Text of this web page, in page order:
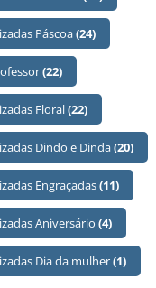
Páscoa(24)
(22)
Floral(22)
Dindo e Dinda(20)
Engraçadas(11)
Aniversário (4)
Dia da mulher(1)